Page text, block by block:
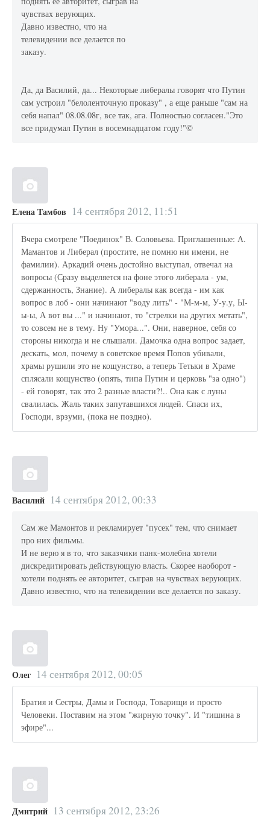
чувствах верующих.
Давно известно, что на
телевидении все делается по
заказу.
Да, да Василий, да... Некоторые либералы говорят что Путин
сам устроил "белоленточную проказу" , а еще раньше "сам на
себя напал" 08.08.08г, все так, ага. Полностью согласен."Это
все придумал Путин в восемнадцатом году!"©
Елена Тамбов 14 сентября 2012, 11:51
Вчера смотреле "Поединок" В. Соловьева. Приглашенные: А.
Мамантов и Либерал (простите, не помню ни имени, не
фамилии). Аркадий очень достойно выступал, отвечал на
вопросы (Сразу выделяется на фоне этого либерала - ум,
сдержанность, Знание). А либералы как всегда - им как
вопрос в лоб - они начинают "воду лить" - "М-м-м, У-у.у, Ы-
ы-ы, А вот вы ..." и начинают, то "стрелки на других метать",
то совсем не в тему. Ну "Умора...". Они, наверное, себя со
стороны никогда и не слышали. Дамочка одна вопрос задает,
дескать, мол, почему в советское время Попов убивали,
храмы рушили это не кощунство, а теперь Тетьки в Храме
сплясали кощунство (опять, типа Путин и церковь "за одно")
- ей говорят, так это 2 разные власти?!.. Она как с луны
свалилась. Жаль таких запутавшихся людей. Спаси их,
Господи, врзуми, (пока не поздно).
Василий 14 сентября 2012, 00:33
Сам же Мамонтов и рекламирует "пусек" тем, что снимает
про них фильмы.
И не верю я в то, что заказчики панк-молебна хотели
дискредитировать действующую власть. Скорее наоборот -
хотели поднять ее авторитет, сыграв на чувствах верующих.
Давно известно, что на телевидении все делается по заказу.
Олег 14 сентября 2012, 00:05
Братия и Сестры, Дамы и Господа, Товарищи и просто
Человеки. Поставим на этом "жирную точку". И "тишина в
эфире"...
Дмитрий 13 сентября 2012, 23:26